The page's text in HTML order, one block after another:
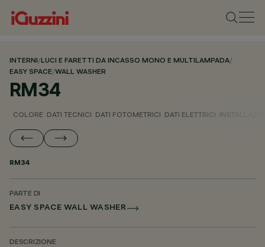
INTERNI/LUCI E FARETTI DA INCASSO MONO E MULTILAMPADA/
EASY SPACE/WALL WASHER
RM34
COLORE DATI TECNICI DATI FOTOMETRICI DATI ELETTRICI
RM34
PARTE DI
EASY SPACE WALL WASHER
DESCRIZIONE